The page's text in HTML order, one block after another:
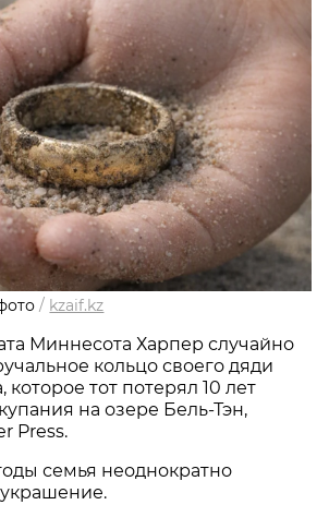
/ kzaif.kz
Миннесота Харпер случайно
кольцо своего дяди
тот потерял 10 лет
на озере Бель-Тэн,
Press.
семья неоднократно